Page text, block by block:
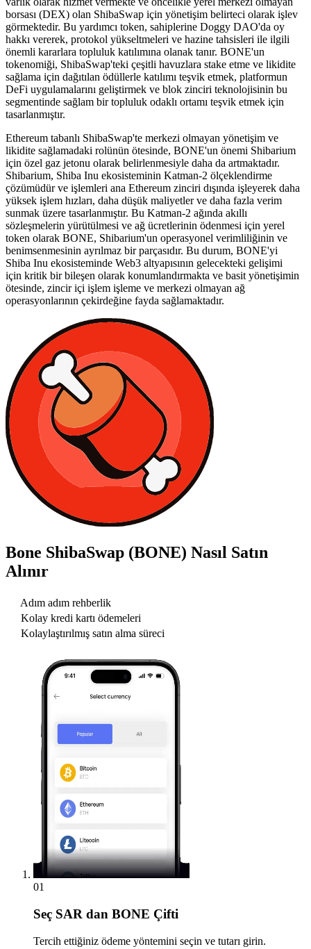
borsası (DEX) olan ShibaSwap için yönetişim belirteci olarak işlev
görmektedir. Bu yardımcı token, sahiplerine Doggy DAO'da oy
hakkı vererek, protokol yükseltmeleri ve hazine tahsisleri ile ilgili
önemli kararlara topluluk katılımına olanak tanır. BONE'un
tokenomiği, ShibaSwap'teki çeşitli havuzlara stake etme ve likidite
sağlama için dağıtılan ödüllerle katılımı teşvik etmek, platformun
DeFi uygulamalarını geliştirmek ve blok zinciri teknolojisinin bu
segmentinde sağlam bir topluluk odaklı ortamı teşvik etmek için
tasarlanmıştır.
Ethereum tabanlı ShibaSwap'te merkezi olmayan yönetişim ve
likidite sağlamadaki rolünün ötesinde, BONE'un önemi Shibarium
için özel gaz jetonu olarak belirlenmesiyle daha da artmaktadır.
Shibarium, Shiba Inu ekosisteminin Katman-2 ölçeklendirme
çözümüdür ve işlemleri ana Ethereum zinciri dışında işleyerek daha
yüksek işlem hızları, daha düşük maliyetler ve daha fazla verim
sunmak üzere tasarlanmıştır. Bu Katman-2 ağında akıllı
sözleşmelerin yürütülmesi ve ağ ücretlerinin ödenmesi için yerel
token olarak BONE, Shibarium'un operasyonel verimliliğinin ve
benimsenmesinin ayrılmaz bir parçasıdır. Bu durum, BONE'yi
Shiba Inu ekosisteminde Web3 altyapısının gelecekteki gelişimi
için kritik bir bileşen olarak konumlandırmakta ve basit yönetişimin
ötesinde, zincir içi işlem işleme ve merkezi olmayan ağ
operasyonlarının çekirdeğine fayda sağlamaktadır.
Bone ShibaSwap (BONE) Nasıl Satın
Alınır
Adım adım rehberlik
Kolay kredi kartı ödemeleri
Kolaylaştırılmış satın alma süreci
01
Seç SAR dan BONE Çifti
Tercih ettiğiniz ödeme yöntemini seçin ve tutarı girin.